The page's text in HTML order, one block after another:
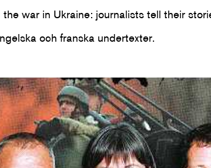
war in Ukraine: journalists tell their
och franska undertexter.